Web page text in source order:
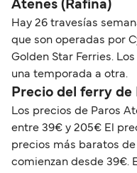
Atenes (Rafina)
Hay 26 travesías
que son operadas por
Golden Star Ferries.
una temporada a otra.
Precio del ferry de
Los precios de Paros
entre 39€ y 205€ El
precios más baratos de
comienzan desde 39€.